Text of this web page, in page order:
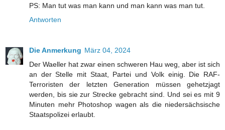
PS: Man tut was man kann und man kann was man tut.
Antworten
Die Anmerkung März 04, 2024
Der Waeller hat zwar einen schweren Hau weg, aber ist sich
an der Stelle mit Staat, Partei und Volk einig. Die RAF-
Terroristen der letzten Generation müssen gehetzjagt
werden, bis sie zur Strecke gebracht sind. Und sei es mit 9
Minuten mehr Photoshop wagen als die niedersächsische
Staatspolizei erlaubt.